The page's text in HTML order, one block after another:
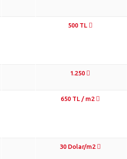
500 TL
1.250
650 TL / m2
30 Dolar/m2